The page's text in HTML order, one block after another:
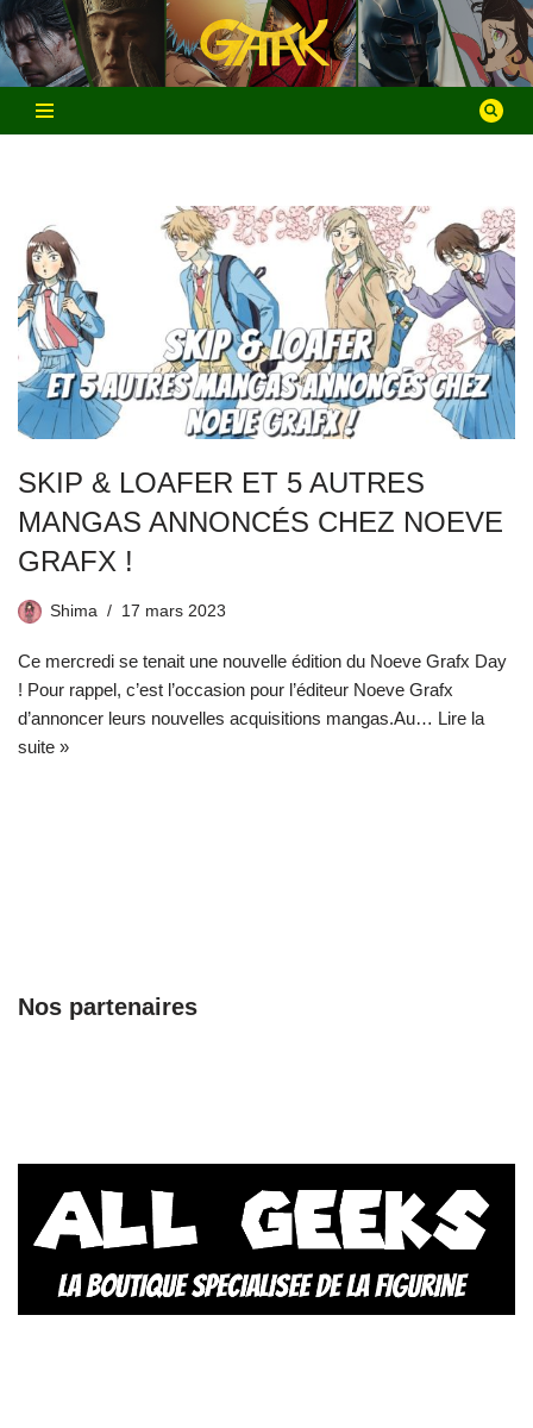
Aller
au
contenu
SKIP & LOAFER ET 5 AUTRES
MANGAS ANNONCÉS CHEZ NOEVE
GRAFX !
Shima 17 mars 2023
Ce mercredi se tenait une nouvelle édition du Noeve Grafx Day
! Pour rappel, c’est l’occasion pour l’éditeur Noeve Grafx
d’annoncer leurs nouvelles acquisitions mangas.Au… Lire la
suite »
Nos partenaires